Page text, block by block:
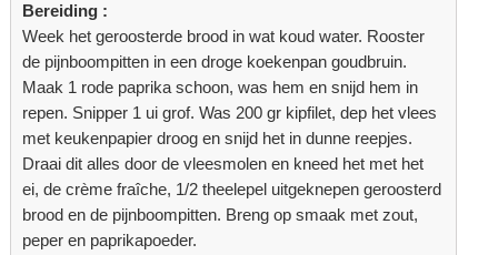
Bereiding :
Week het geroosterde brood in wat koud water. Rooster
de pijnboompitten in een droge koekenpan goudbruin.
Maak 1 rode paprika schoon, was hem en snijd hem in
repen. Snipper 1 ui grof. Was 200 gr kipfilet, dep het vlees
met keukenpapier droog en snijd het in dunne reepjes.
Draai dit alles door de vleesmolen en kneed het met het
ei, de crème fraîche, 1/2 theelepel uitgeknepen geroosterd
brood en de pijnboompitten. Breng op smaak met zout,
peper en paprikapoeder.